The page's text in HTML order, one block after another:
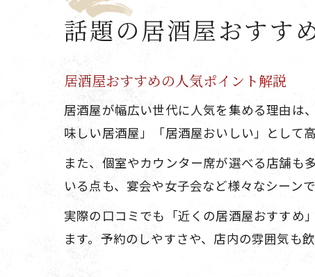
話題の居酒屋おすす
居酒屋おすすめの人気ポイント解説
居酒屋が幅広い世代に人気を集める理由は
味しい居酒屋」「居酒屋おいしい」として
また、個室やカウンター席が選べる店舗も
いる点も、宴会や女子会など様々なシーン
実際の口コミでも「近くの居酒屋おすすめ
ます。予約のしやすさや、店内の雰囲気も